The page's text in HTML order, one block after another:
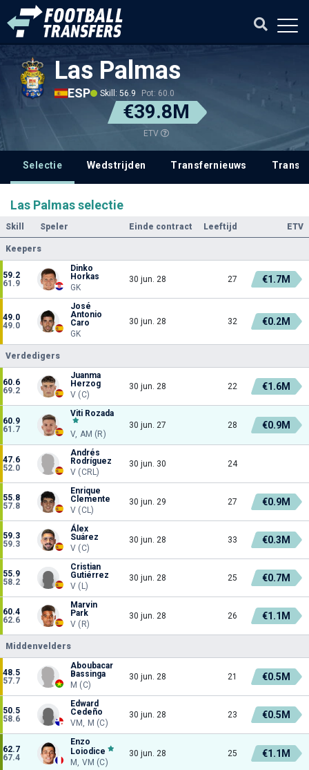
Las Palmas
ESP Skill: 56.9 Pot: 60.0
€39.8M
ETV
Selectie Wedstrijden Transfernieuws
Las Palmas selectie
Skill Speler Einde contract Leeftijd ETV
Keepers
59.2
61.9
Dinko
Horkas
GK
30 jun. 28 27 €1.7M
49.0
49.0
José
Antonio
Caro
GK
30 jun. 28 32 €0.2M
Verdedigers
60.6
69.2
Juanma
Herzog
V (C)
30 jun. 28 22 €1.6M
60.9
61.7
Viti Rozada
V, AM (R)
30 jun. 27 28 €0.9M
47.6
52.0
Andrés
Rodríguez
V (CRL)
30 jun. 30 24
55.8
57.8
Enrique
Clemente
V (CL)
30 jun. 29 27 €0.9M
59.3
59.3
Álex
Suárez
V (C)
30 jun. 28 33 €0.3M
55.9
58.2
Cristian
Gutiérrez
V (L)
30 jun. 28 25 €0.7M
60.4
62.6
Marvin
Park
V (R)
30 jun. 28 26 €1.1M
Middenvelders
48.5
57.7
Aboubacar
Bassinga
M (C)
30 jun. 28 21 €0.5M
50.5
58.6
Edward
Cedeño
VM, M (C)
30 jun. 28 23 €0.5M
62.7
67.4
Enzo
Loiodice
M, VM (C)
30 jun. 28 25 €1.1M